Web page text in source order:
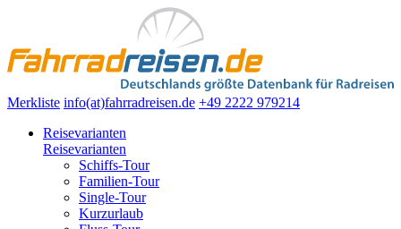
Merkliste info(at)fahrradreisen.de +49 2222 979214
Reisevarianten
Reisevarianten
Schiffs-Tour
Familien-Tour
Single-Tour
Kurzurlaub